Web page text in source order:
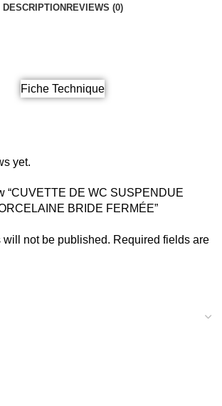
DESCRIPTIONREVIEWS (0)
Fiche Technique
yet.
“CUVETTE DE WC SUSPENDUE
BRIDE FERMÉE”
not be published. Required fields are